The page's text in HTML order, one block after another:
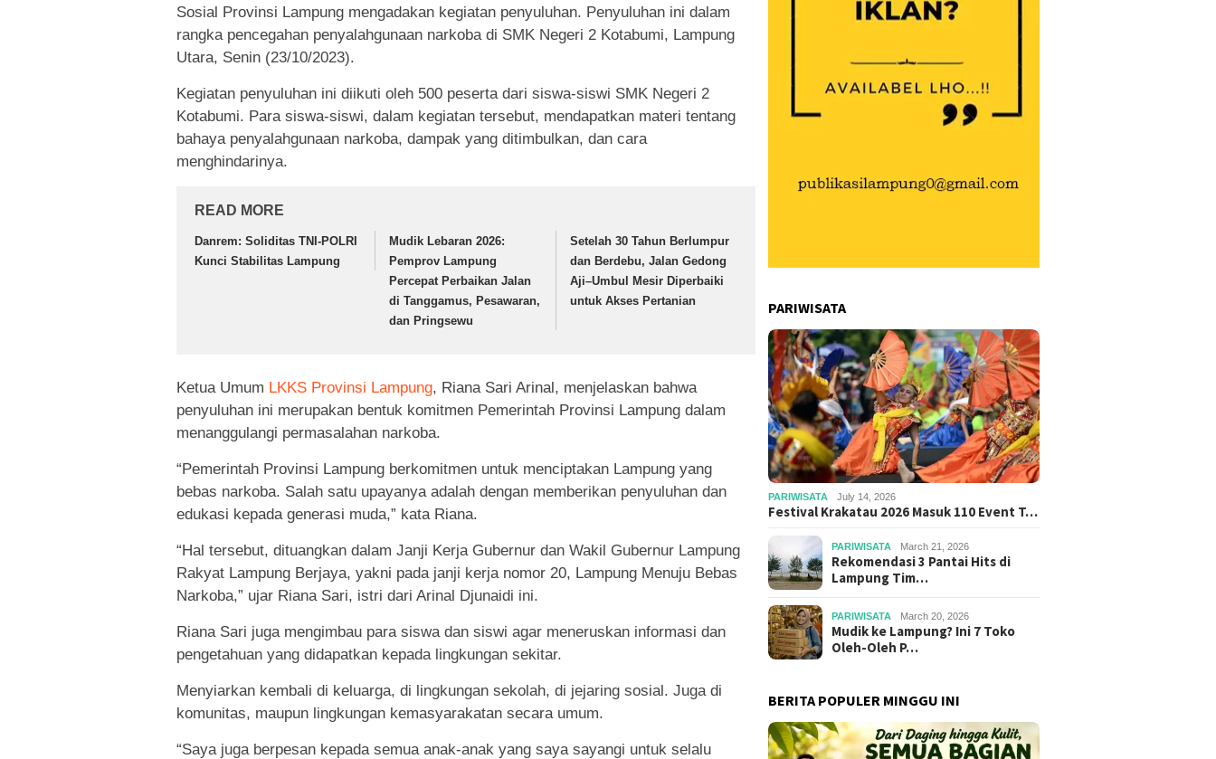
Sosial Provinsi Lampung mengadakan kegiatan penyuluhan. Penyuluhan ini dalam
rangka pencegahan penyalahgunaan narkoba di SMK Negeri 2 Kotabumi, Lampung
Utara, Senin (23/10/2023).
Kegiatan penyuluhan ini diikuti oleh 500 peserta dari siswa-siswi SMK Negeri 2
Kotabumi. Para siswa-siswi, dalam kegiatan tersebut, mendapatkan materi tentang
bahaya penyalahgunaan narkoba, dampak yang ditimbulkan, dan cara
menghindarinya.
READ MORE
Danrem: Soliditas TNI-POLRI
Kunci Stabilitas Lampung
Mudik Lebaran 2026:
Pemprov Lampung
Percepat Perbaikan Jalan
di Tanggamus, Pesawaran,
dan Pringsewu
Setelah 30 Tahun Berlumpur
dan Berdebu, Jalan Gedong
Aji–Umbul Mesir Diperbaiki
untuk Akses Pertanian
Ketua Umum LKKS Provinsi Lampung, Riana Sari Arinal, menjelaskan bahwa
penyuluhan ini merupakan bentuk komitmen Pemerintah Provinsi Lampung dalam
menanggulangi permasalahan narkoba.
“Pemerintah Provinsi Lampung berkomitmen untuk menciptakan Lampung yang
bebas narkoba. Salah satu upayanya adalah dengan memberikan penyuluhan dan
edukasi kepada generasi muda,” kata Riana.
“Hal tersebut, dituangkan dalam Janji Kerja Gubernur dan Wakil Gubernur Lampung
Rakyat Lampung Berjaya, yakni pada janji kerja nomor 20, Lampung Menuju Bebas
Narkoba,” ujar Riana Sari, istri dari Arinal Djunaidi ini.
Riana Sari juga mengimbau para siswa dan siswi agar meneruskan informasi dan
pengetahuan yang didapatkan kepada lingkungan sekitar.
Menyiarkan kembali di keluarga, di lingkungan sekolah, di jejaring sosial. Juga di
komunitas, maupun lingkungan kemasyarakatan secara umum.
“Saya juga berpesan kepada semua anak-anak yang saya sayangi untuk selalu
PARIWISATA
PARIWISATA July 14, 2026
Festival Krakatau 2026 Masuk 110 Event T…
PARIWISATA March 21, 2026
Rekomendasi 3 Pantai Hits di
Lampung Tim…
PARIWISATA March 20, 2026
Mudik ke Lampung? Ini 7 Toko
Oleh-Oleh P…
BERITA POPULER MINGGU INI